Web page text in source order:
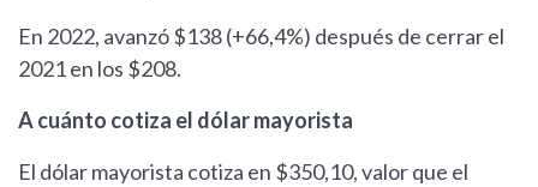
En 2022, avanzó $138 (+66,4%) después de cerrar el
2021 en los $208.
A cuánto cotiza el dólar mayorista
El dólar mayorista cotiza en $350,10, valor que el